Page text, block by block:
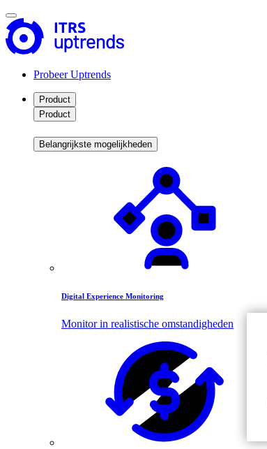
Probeer Uptrends
Product
Product
Belangrijkste mogelijkheden
Digital Experience Monitoring
Monitor in realistische omstandigheden